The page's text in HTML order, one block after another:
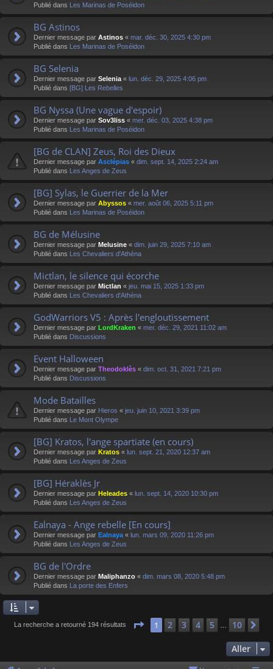
Publié dans Les Marinas de Poséidon
BG Astinos
Dernier message par Astinos « mar. déc. 30, 2025 4:30 pm
Publié dans Les Marinas de Poséidon
BG Selenia
Dernier message par Selenia « lun. déc. 29, 2025 4:06 pm
Publié dans [BG] Les Rebelles
BG Nyssa (Une vague d'espoir)
Dernier message par Sov3liss « mer. déc. 03, 2025 4:38 pm
Publié dans Les Marinas de Poséidon
[BG de CLAN] Zeus, Roi des Dieux
Dernier message par Asclépias « dim. sept. 14, 2025 2:24 am
Publié dans Les Anges de Zeus
[BG] Sylas, le Guerrier de la Mer
Dernier message par Abyssos « mer. août 06, 2025 5:11 pm
Publié dans Les Marinas de Poséidon
BG de Mélusine
Dernier message par Melusine « dim. juin 29, 2025 7:10 am
Publié dans Les Chevaliers d'Athéna
Mictlan, le silence qui écorche
Dernier message par Mictlan « jeu. mai 15, 2025 1:33 pm
Publié dans Les Chevaliers d'Athéna
GodWarriors V5 : Après l'engloutissement
Dernier message par LordKraken « mer. déc. 29, 2021 11:02 am
Publié dans Discussions
Event Halloween
Dernier message par Theodoklès « dim. oct. 31, 2021 7:21 pm
Publié dans Discussions
Mode Batailles
Dernier message par Hieros « jeu. juin 10, 2021 3:39 pm
Publié dans Le Mont Olympe
[BG] Kratos, l'ange spartiate (en cours)
Dernier message par Kratos « lun. sept. 21, 2020 12:37 am
Publié dans Les Anges de Zeus
[BG] Héraklès Jr
Dernier message par Heleades « lun. sept. 14, 2020 10:30 pm
Publié dans Les Anges de Zeus
Ealnaya - Ange rebelle [En cours]
Dernier message par Ealnaya « lun. mars 09, 2020 11:26 pm
Publié dans Les Anges de Zeus
BG de l'Ordre
Dernier message par Maliphanzo « dim. mars 08, 2020 5:48 pm
Publié dans La porte des Enfers
La recherche a retourné 194 résultats Page 1sur 10
1 2 3 4 5 10
Aller